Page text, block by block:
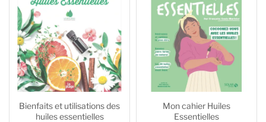
Bienfaits et utilisations des
huiles essentielles
Mon cahier Huiles
Essentielles